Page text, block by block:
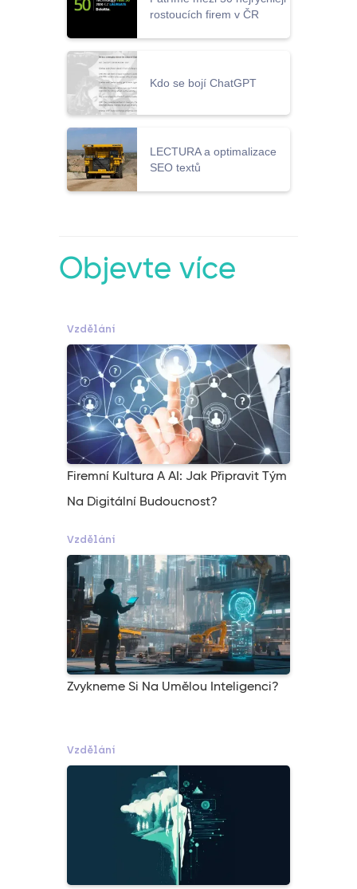
rostoucích firem v ČR
Kdo se bojí ChatGPT
LECTURA a optimalizace
SEO textů
Objevte více
Vzdělání
Firemní Kultura A AI: Jak Připravit Tým
Na Digitální Budoucnost?
Vzdělání
Zvykneme Si Na Umělou Inteligenci?
Vzdělání